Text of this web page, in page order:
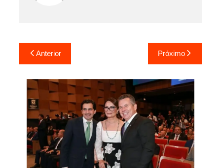
Navegação
de
Post
Anterior Próximo